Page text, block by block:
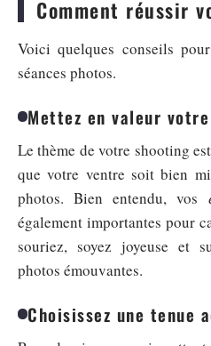
Comment réussir
Voici quelques conseils
séances photos.
Mettez en valeur
Le thème de votre shooting
que votre ventre soit bien
photos. Bien entendu, vos
également importantes pour
souriez, soyez joyeuse et
photos émouvantes.
Choisissez une tenue